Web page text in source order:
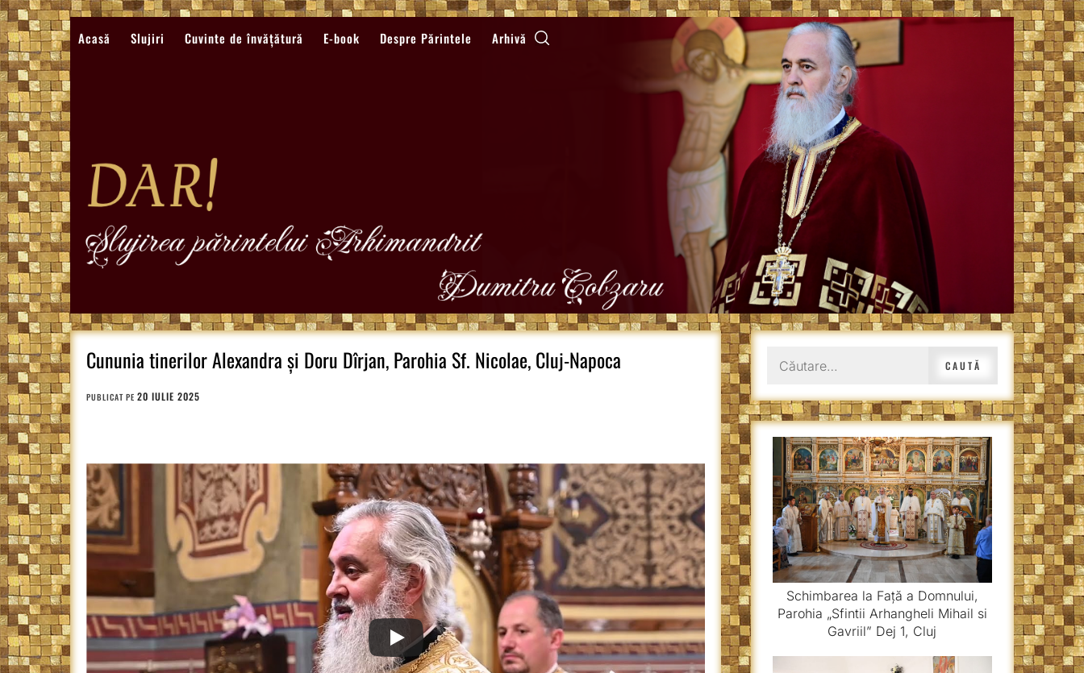
Sari
la
conținut
Acasă Slujiri Cuvinte de învățătură E-book Despre Părintele Arhivă
Cununia tinerilor Alexandra și Doru Dîrjan, Parohia Sf. Nicolae, Cluj-Napoca
PUBLICAT PE 20 IULIE 2025
după:
Schimbarea la Față a Domnului,
Parohia „Sfintii Arhangheli Mihail si
Gavriil” Dej 1, Cluj